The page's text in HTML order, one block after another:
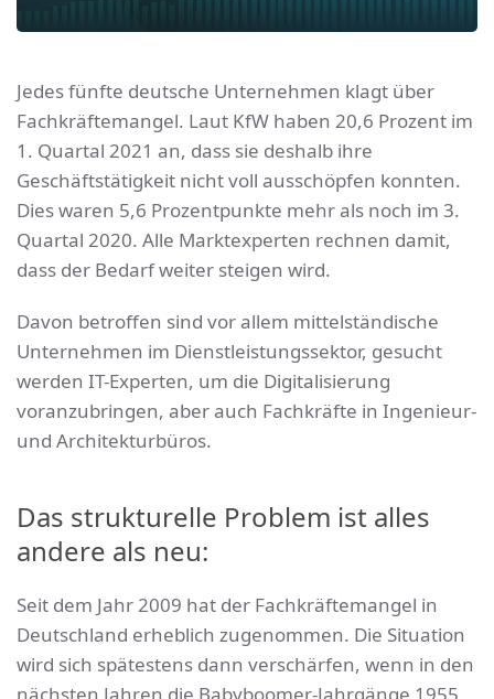
Jedes fünfte deutsche Unternehmen klagt über
Fachkräftemangel. Laut KfW haben 20,6 Prozent im
1. Quartal 2021 an, dass sie deshalb ihre
Geschäftstätigkeit nicht voll ausschöpfen konnten.
Dies waren 5,6 Prozentpunkte mehr als noch im 3.
Quartal 2020. Alle Marktexperten rechnen damit,
dass der Bedarf weiter steigen wird.
Davon betroffen sind vor allem mittelständische
Unternehmen im Dienstleistungssektor, gesucht
werden IT-Experten, um die Digitalisierung
voranzubringen, aber auch Fachkräfte in Ingenieur-
und Architekturbüros.
Das strukturelle Problem ist alles
andere als neu:
Seit dem Jahr 2009 hat der Fachkräftemangel in
Deutschland erheblich zugenommen. Die Situation
wird sich spätestens dann verschärfen, wenn in den